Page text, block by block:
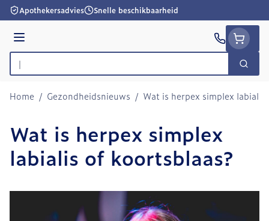
Ga naar de inhoud
Apothekersadvies Snelle beschikbaarheid
Menu
Product, merk, categorie...
Zoek
Home / Gezondheidsnieuws / Wat is herpex simplex
Wat is herpex simplex
labialis of koortsblaas?